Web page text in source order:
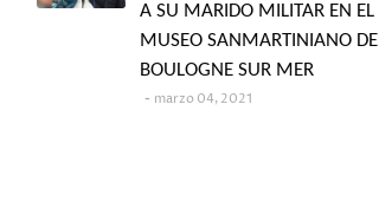
A SU MARIDO MILITAR EN EL
MUSEO SANMARTINIANO DE
BOULOGNE SUR MER
marzo 04, 2021